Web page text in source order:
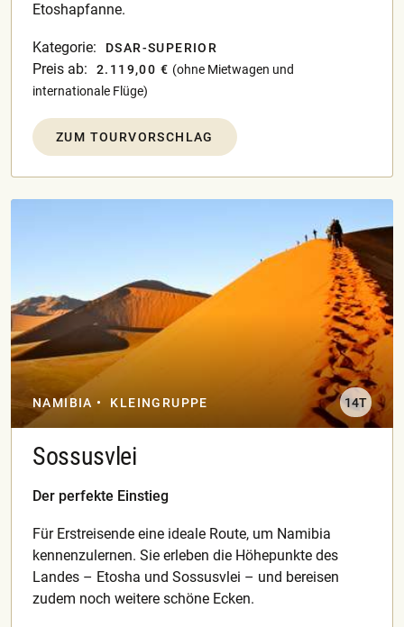
Etoshapfanne.
Kategorie: DSAR-SUPERIOR
Preis ab: 2.119,00 € (ohne Mietwagen und
internationale Flüge)
ZUM TOURVORSCHLAG
NAMIBIA KLEINGRUPPE 14T
Sossusvlei
Der perfekte Einstieg
Für Erstreisende eine ideale Route, um Namibia
kennenzulernen. Sie erleben die Höhepunkte des
Landes – Etosha und Sossusvlei – und bereisen
zudem noch weitere schöne Ecken.